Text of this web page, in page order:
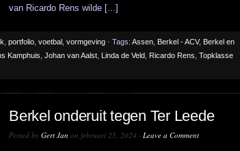
van Ricardo Rens wilde [...]
portfolio voetbal vormgeving · Tags: Assen Berkel - ACV, Berkel en
Kamphuis Johan van Aalst Linda de Veld Ricardo Rens Topklasse
Berkel onderuit tegen Ter Leede
Posted by Gert Jan on februari 25, 2024 · Leave a Comment